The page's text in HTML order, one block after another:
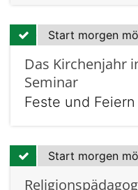
Start morgen
Das Kirchenjahr
Seminar
Feste und
Start morgen